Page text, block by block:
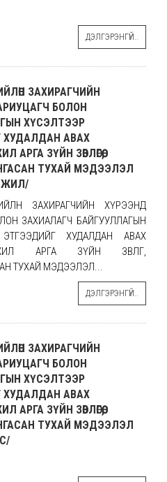
ДЭЛГЭРЭНГҮЙ..
ЗАХИРАГЧИЙН
БОЛОН
ХҮСЭЛТЭЭР
ХУДАЛДАН АВАХ
ЗҮЙН ЗӨВЛӨГӨӨ,
ТУХАЙ МЭДЭЭЛЭЛ
ЖИЛ/
ЗАХИРАГЧИЙН ХҮРЭЭНД
ЗАХИАЛАГЧ БАЙГУУЛЛАГЫН
ХУДАЛДАН АВАХ
АРГА ЗҮЙН ЗӨВЛӨГӨӨ,
ТУХАЙ МЭДЭЭЛЭЛ...
ДЭЛГЭРЭНГҮЙ..
ЗАХИРАГЧИЙН
БОЛОН
ХҮСЭЛТЭЭР
ХУДАЛДАН АВАХ
ЗҮЙН ЗӨВЛӨГӨӨ,
ТУХАЙ МЭДЭЭЛЭЛ